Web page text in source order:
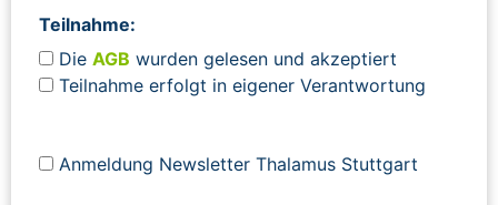
Teilnahme:
Die AGB wurden gelesen und akzeptiert
Teilnahme erfolgt in eigener Verantwortung
Anmeldung Newsletter Thalamus Stuttgart